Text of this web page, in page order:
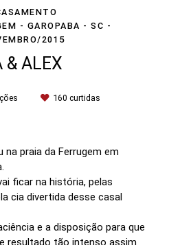
- GAROPABA - SC
2015
& ALEX
160 curtidas
na praia da Ferrugem em
ficar na história, pelas
cia divertida desse casal
e a disposição para que
resultado tão intenso assim